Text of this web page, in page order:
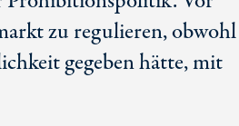
zu regulieren, obwohl
gegeben hätte, mit